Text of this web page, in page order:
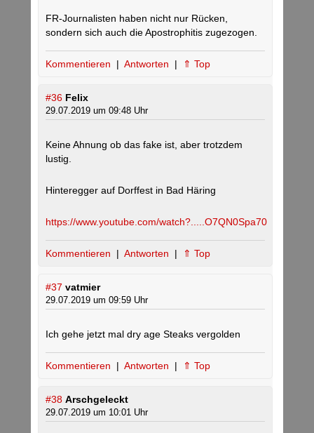
FR-Journalisten haben nicht nur Rücken,
sondern sich auch die Apostrophitis zugezogen.
Kommentieren | Antworten | ⇑ Top
#36 Felix
29.07.2019 um 09:48 Uhr
Keine Ahnung ob das fake ist, aber trotzdem
lustig.
Hinteregger auf Dorffest in Bad Häring
https://www.youtube.com/watch?.....O7QN0Spa70
Kommentieren | Antworten | ⇑ Top
#37 vatmier
29.07.2019 um 09:59 Uhr
Ich gehe jetzt mal dry age Steaks vergolden
Kommentieren | Antworten | ⇑ Top
#38 Arschgeleckt
29.07.2019 um 10:01 Uhr